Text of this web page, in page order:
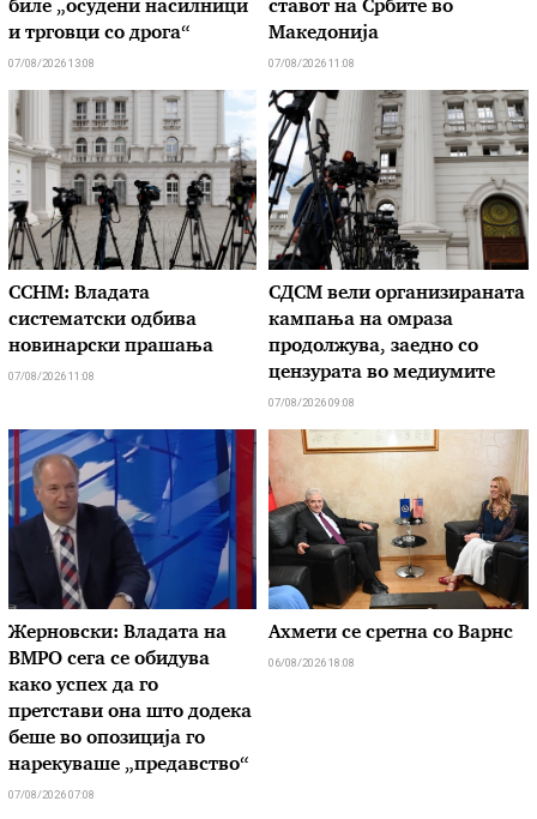
биле „осудени насилници
и трговци со дрога“
07/08/2026 13:08
ставот на Србите во
Македонија
07/08/2026 11:08
ССНМ: Владата
систематски одбива
новинарски прашања
07/08/2026 11:08
СДСМ вели организираната
кампања на омраза
продолжува, заедно со
цензурата во медиумите
07/08/2026 09:08
Жерновски: Владата на
ВМРО сега се обидува
како успех да го
претстави она што додека
беше во опозиција го
нарекуваше „предавство“
07/08/2026 07:08
Ахмети се сретна со Варнс
06/08/2026 18:08